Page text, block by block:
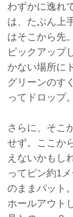
わずかに逸れ
は、たぶん上
はそこから先
ピックアップ
かない場所に
グリーンのす
ってドロップ。
さらに、そこ
せず。ここか
えないかもし
ってピン約1
のままパット
ホールアウト